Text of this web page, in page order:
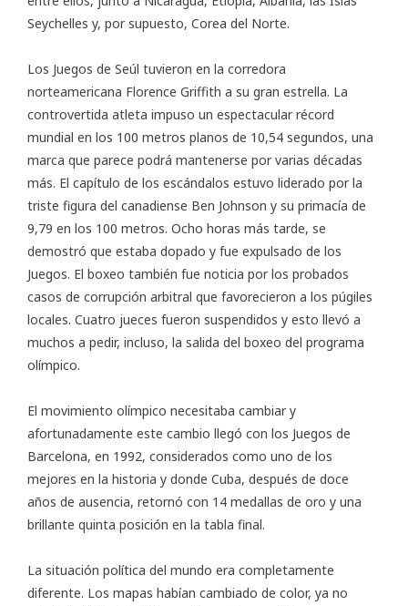
Seychelles y, por supuesto, Corea del Norte.
Los Juegos de Seúl tuvieron en la corredora
norteamericana Florence Griffith a su gran estrella. La
controvertida atleta impuso un espectacular récord
mundial en los 100 metros planos de 10,54 segundos, una
marca que parece podrá mantenerse por varias décadas
más. El capítulo de los escándalos estuvo liderado por la
triste figura del canadiense Ben Johnson y su primacía de
9,79 en los 100 metros. Ocho horas más tarde, se
demostró que estaba dopado y fue expulsado de los
Juegos. El boxeo también fue noticia por los probados
casos de corrupción arbitral que favorecieron a los púgiles
locales. Cuatro jueces fueron suspendidos y esto llevó a
muchos a pedir, incluso, la salida del boxeo del programa
olímpico.
El movimiento olímpico necesitaba cambiar y
afortunadamente este cambio llegó con los Juegos de
Barcelona, en 1992, considerados como uno de los
mejores en la historia y donde Cuba, después de doce
años de ausencia, retornó con 14 medallas de oro y una
brillante quinta posición en la tabla final.
La situación política del mundo era completamente
diferente. Los mapas habían cambiado de color, ya no